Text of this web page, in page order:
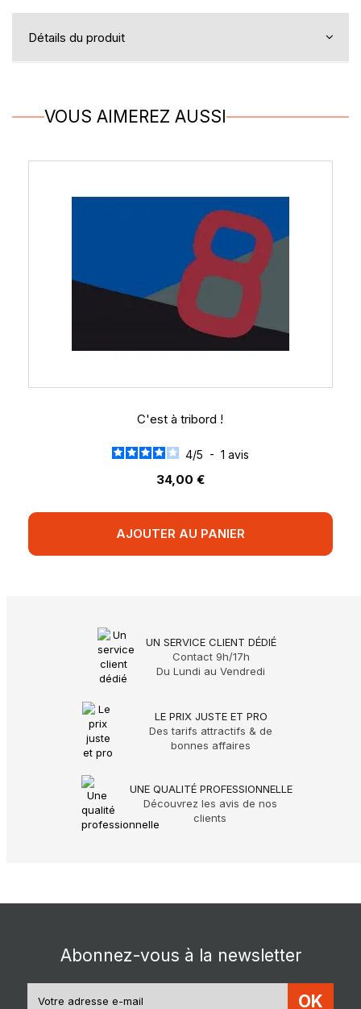
Détails du produit
VOUS AIMEREZ AUSSI
C'est à tribord !
4/5 - 1 avis
34,00 €
AJOUTER AU PANIER
UN SERVICE CLIENT DÉDIÉ
Contact 9h/17h
Du Lundi au Vendredi
LE PRIX JUSTE ET PRO
Des tarifs attractifs & de
bonnes affaires
UNE QUALITÉ PROFESSIONNELLE
Découvrez les avis de nos
clients
Abonnez-vous à la newsletter
OK